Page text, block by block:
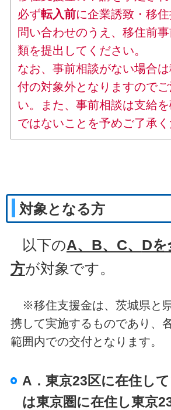
必ず転入前に企業誘致・移
問い合わせのうえ、移住前
類を提出してください。
なお、事前相談がない場合
付の対象外となりますので
い。また、事前相談は支給
ではないことを予めご了承く
対象となる方
以下のA、B、C、 D
方が対象です。
※移住支援金は、茨城県と
携して実施するものであり、
範囲内での交付となります。
A．東京23区に在住し
は東京圏に在住し東京